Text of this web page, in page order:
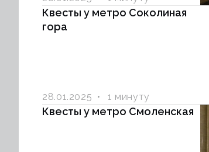
Квесты у метро Соколиная
гора
28.01.2025 1 минуту
Квесты у метро Смоленская